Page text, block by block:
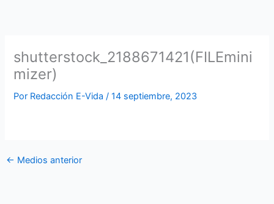
shutterstock_2188671421(FILEmini
mizer)
Por Redacción E-Vida/14 septiembre, 2023
← Medios anterior